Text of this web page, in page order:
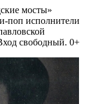
мосты»
поп исполнители
свободный. 0+